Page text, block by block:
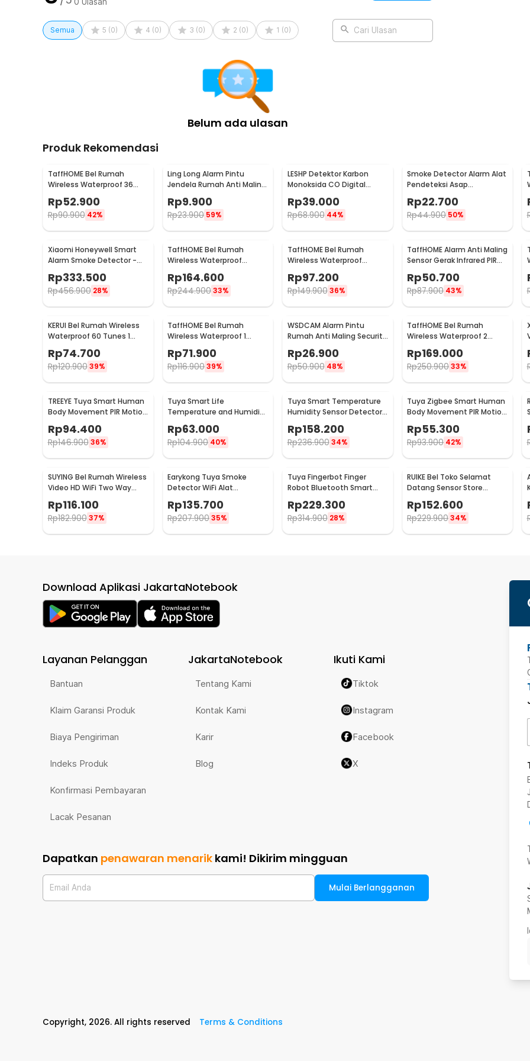
1 x Double-sided Tape
Semua 5 (0) 4 (0) 3 (0) 2 (0) 1 (0) Cari Ulasan
Belum ada ulasan
Produk Rekomendasi
TaffHOME Bel Rumah
Wireless Waterproof 36
Rp52.900
Rp90.900 42%
Ling Long Alarm Pintu
Jendela Rumah Anti Maling
YL-323
Rp9.900
Rp23.900 59%
LESHP Detektor Karbon
Monoksida CO Digital
Alarm 85dB Sensor Gas
Rumah - EN502
Rp39.000
Rp68.900 44%
Smoke Detector Alarm Alat
Pendeteksi Asap
Rp22.700
Rp44.900 50%
Xiaomi Honeywell Smart
Alarm Smoke Detector -
JTYJ-GD-03MI/BB
Rp333.500
Rp456.900 28%
TaffHOME Bel Rumah
Wireless Waterproof
Doorbells 59 Nada 2 PCS
Receiver - A101/A101-2
Rp164.600
Rp244.90033%
TaffHOME Bel Rumah
Wireless Waterproof
Receiver - A101/A101-2
Rp97.200
Rp149.900 36%
TaffHOME Alarm Anti Maling
Sensor Gerak Infrared PIR
Rp50.700
Rp87.900 43%
KERUI Bel Rumah Wireless
Waterproof 60 Tunes 1
Rp74.700
Rp120.900 39%
TaffHOME Bel Rumah
Wireless Waterproof 1
Rp71.900
Rp116.90039%
WSDCAM Alarm Pintu
Rumah Anti Maling Security
Alarm Door Stop 120dB - LL-
9806
Rp26.900
Rp50.900 48%
TaffHOME Bel Rumah
Wireless Waterproof 2
Receiver Doorbell - Q189-
BB
Rp169.000
Rp250.90033%
TREEYE Tuya Smart Human
Body Movement PIR Motion
Rp94.400
Rp146.900 36%
Tuya Smart Life
Temperature and Humidity
Sensor Real Time WiFi - TY-
03
Rp63.000
Rp104.900 40%
Tuya Smart Temperature
Humidity Sensor Detector
WiFi - LTH01-W
Rp158.200
Rp236.900 34%
Tuya Zigbee Smart Human
Body Movement PIR Motion
Sensor Detector - ZB-
PL/ZB-P
Rp55.300
Rp93.900 42%
SUYING Bel Rumah Wireless
Video HD WiFi Two Way
Audio Doorbell - Z20
Rp116.100
Rp182.900 37%
Earykong Tuya Smoke
Detector WiFi Alat
Pendeteksi Asap
Kebakaran 85dB - TYSM-01
Rp135.700
Rp207.90035%
Tuya Fingerbot Finger
Robot Bluetooth Smart
Home Voice Control - N-1
Rp229.300
Rp314.900 28%
RUIKE Bel Toko Selamat
Datang Sensor Store
Welcome Wireless Infrared
- M7-P827
Rp152.600
Rp229.90034%
Download Aplikasi JakartaNotebook
Layanan Pelanggan
Bantuan
Klaim Garansi Produk
Biaya Pengiriman
Indeks Produk
Konfirmasi Pembayaran
Lacak Pesanan
JakartaNotebook
Tentang Kami
Kontak Kami
Karir
Blog
Ikuti Kami
Tiktok
Instagram
Facebook
X
Dapatkan penawaran menarik kami! Dikirim mingguan
Email Anda Mulai Berlangganan
Copyright, 2026. All rights reserved Terms & Conditions